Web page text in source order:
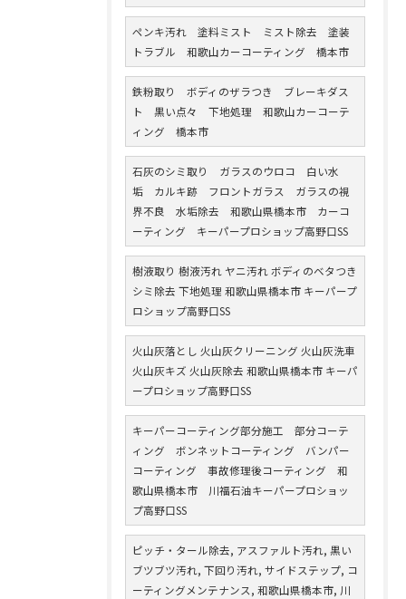
ペンキ汚れ 塗料ミスト ミスト除去 塗装
トラブル 和歌山カーコーティング 橋本市
鉄粉取り ボディのザラつき ブレーキダス
ト 黒い点々 下地処理 和歌山カーコーテ
ィング 橋本市
石灰のシミ取り ガラスのウロコ 白い水
垢 カルキ跡 フロントガラス ガラスの視
界不良 水垢除去 和歌山県橋本市 カーコ
ーティング キーパープロショップ高野口SS
樹液取り 樹液汚れ ヤニ汚れ ボディのベタつき
シミ除去 下地処理 和歌山県橋本市 キーパープ
ロショップ高野口SS
火山灰落とし 火山灰クリーニング 火山灰洗車
火山灰キズ 火山灰除去 和歌山県橋本市 キーパ
ープロショップ高野口SS
キーパーコーティング部分施工 部分コーテ
ィング ボンネットコーティング バンパー
コーティング 事故修理後コーティング 和
歌山県橋本市 川福石油キーパープロショッ
プ高野口SS
ピッチ・タール除去, アスファルト汚れ, 黒い
ブツブツ汚れ, 下回り汚れ, サイドステップ, コ
ーティングメンテナンス, 和歌山県橋本市, 川